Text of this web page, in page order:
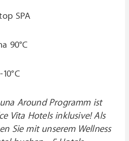
SPA
90°C
Around Programm ist
Vita Hotels inklusive! Als
Sie mit unserem Wellness